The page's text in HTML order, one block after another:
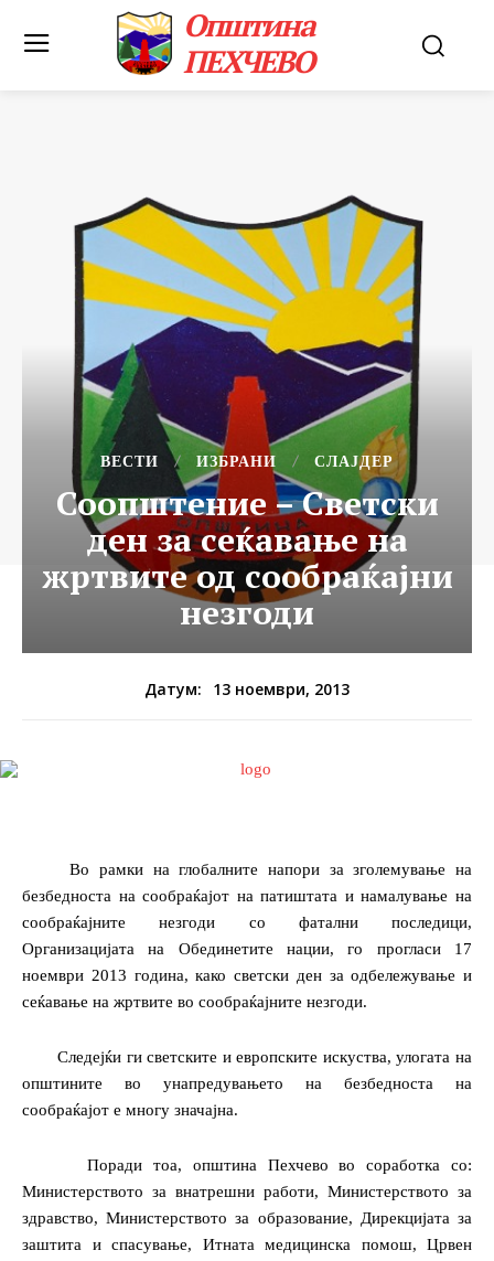
Општина
ПЕХЧЕВО
ВЕСТИ ИЗБРАНИ СЛАЈДЕР
Соопштение – Светски
ден за сеќавање на
жртвите од сообраќајни
незгоди
Датум: 13 ноември, 2013
Во рамки на глобалните напори за зголемување на
безбедноста на сообраќајот на патиштата и намалување на
сообраќајните незгоди со фатални последици,
Организацијата на Обединетите нации, го прогласи 17
ноември 2013 година, како светски ден за одбележување и
сеќавање на жртвите во сообраќајните незгоди.
Следејќи ги светските и европските искуства, улогата на
општините во унапредувањето на безбедноста на
сообраќајот е многу значајна.
Поради тоа, општина Пехчевово соработка со:
Министерството за внатрешни работи, Министерството за
здравство, Министерството за образование, Дирекцијата за
заштита и спасување, Итната медицинска помош, Црвен